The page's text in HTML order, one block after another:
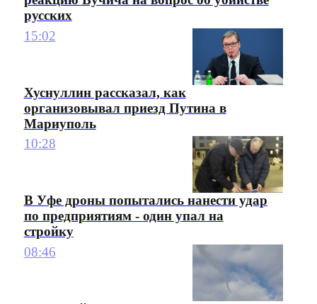
русских
15:02
Хуснуллин рассказал, как
организовывал приезд Путина в
Мариуполь
10:28
В Уфе дроны попытались нанести удар
по предприятиям - один упал на
стройку
08:46